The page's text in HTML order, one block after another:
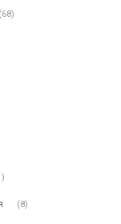
68
8